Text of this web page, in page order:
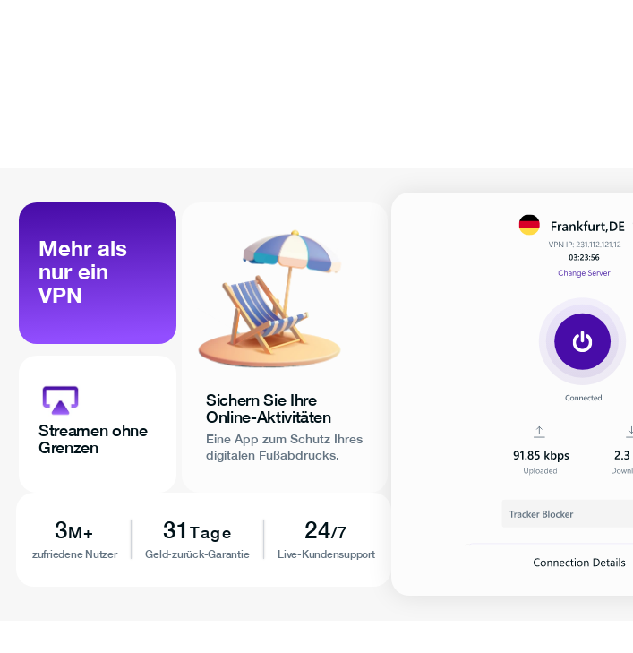
Mehr als
nur ein
VPN
Streamen ohne
Grenzen
Sichern Sie Ihre
Online-Aktivitäten
Eine App zum Schutz Ihres
digitalen Fußabdrucks.
3M+
zufriedene Nutzer
31Tage
Geld-zurück-Garantie
24/7
Live-Kundensupport